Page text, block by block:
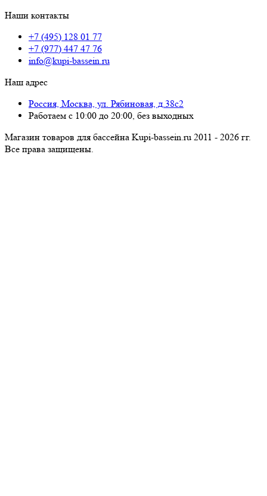
Наши контакты
+7 (495) 128 01 77
+7 (977) 447 47 76
info@kupi-bassein.ru
Наш адрес
Россия, Москва, ул. Рябиновая, д.38с2
Работаем с 10:00 до 20:00, без выходных
Магазин товаров для бассейна Kupi-bassein.ru 2011 - 2026 гг.
Все пра­ва за­щи­ще­ны.